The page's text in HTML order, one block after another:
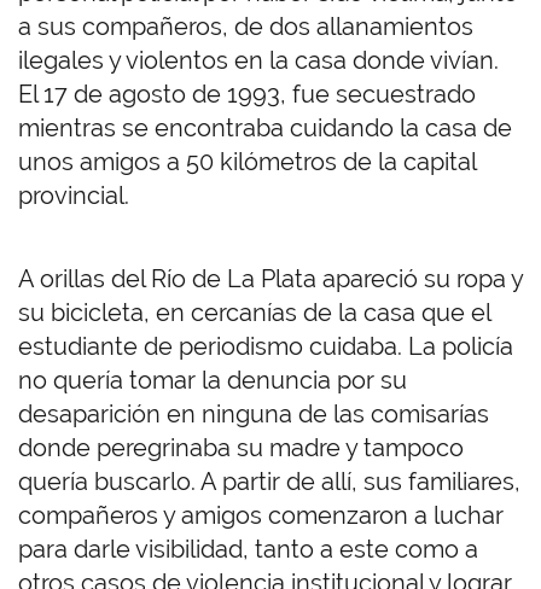
a sus compañeros, de dos allanamientos
ilegales y violentos en la casa donde vivían.
El 17 de agosto de 1993, fue secuestrado
mientras se encontraba cuidando la casa de
unos amigos a 50 kilómetros de la capital
provincial.
A orillas del Río de La Plata apareció su ropa y
su bicicleta, en cercanías de la casa que el
estudiante de periodismo cuidaba. La policía
no quería tomar la denuncia por su
desaparición en ninguna de las comisarías
donde peregrinaba su madre y tampoco
quería buscarlo. A partir de allí, sus familiares,
compañeros y amigos comenzaron a luchar
para darle visibilidad, tanto a este como a
otros casos de violencia institucional y lograr